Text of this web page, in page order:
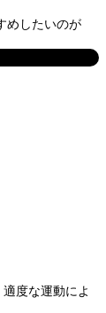
めしたいのが
度な運動によ